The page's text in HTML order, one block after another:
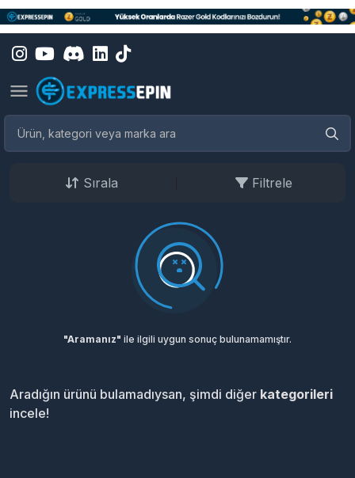
Sırala Filtrele
"Aramanız" ile ilgili uygun sonuç bulunamamıştır.
Aradığın ürünü bulamadıysan, şimdi diğer kategorileri
incele!